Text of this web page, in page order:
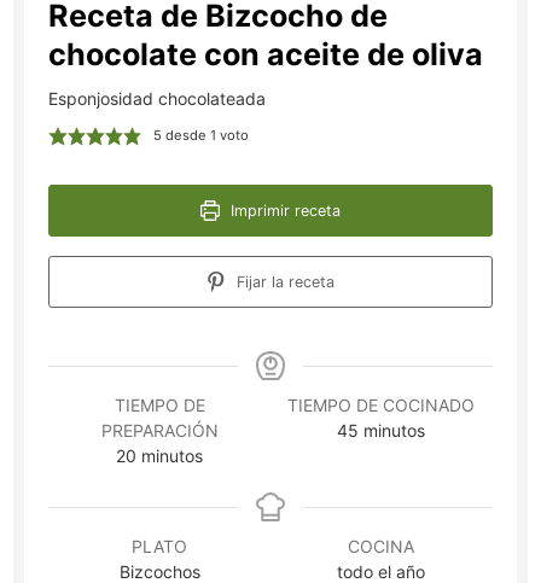
Receta de Bizcocho de
chocolate con aceite de oliva
Esponjosidad chocolateada
5 desde 1 voto
Imprimir receta
Fijar la receta
TIEMPO DE
PREPARACIÓN
20 minutos
minutos
TIEMPO DE COCINADO
45 minutos
minutos
PLATO
Bizcochos
COCINA
todo el año